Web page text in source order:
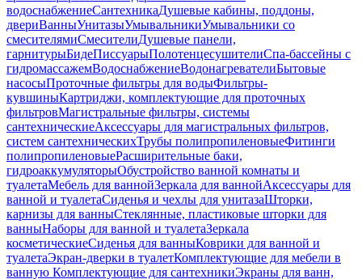
водоснабжениеСантехникаДушевые кабины, поддоны,
двериВанныУнитазыУмывальникиУмывальники со
смесителямиСмесителиДушевые панели,
гарнитурыБидеПиссуарыПолотенцесушителиСпа-бассейны с
гидромассажемВодоснабжениеВодонагревателиБытовые
насосыПроточные фильтры для водыФильтры-
кувшиныКартриджи, комплектующие для проточных
фильтровМагистральные фильтры, системы
сантехническиеАксессуары для магистральных фильтров,
систем сантехническихТрубы полипропиленовыеФитинги
полипропиленовыеРасширительные баки,
гидроаккумуляторыОбустройство ванной комнаты и
туалетаМебель для ваннойЗеркала для ваннойАксессуары для
ванной и туалетаСиденья и чехлы для унитазаШторки,
карнизы для ванныСтеклянные, пластиковые шторки для
ванныНаборы для ванной и туалетаЗеркала
косметическиеСиденья для ванныКоврики для ванной и
туалетаЭкран-дверки в туалетКомплектующие для мебели в
ванную Комплектующие для сантехникиЭкраны для ванн,